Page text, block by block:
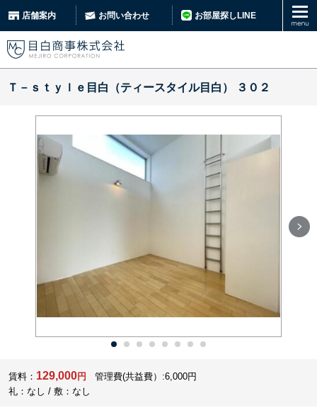
店舗案内 お問い合わせ お部屋探しLINE
Ｔ－ｓｔｙｌｅ目白（ティースタイル目白） ３０２
賃料： 129,000円
管理費(共益費）:6,000円
礼：なし / 敷：なし